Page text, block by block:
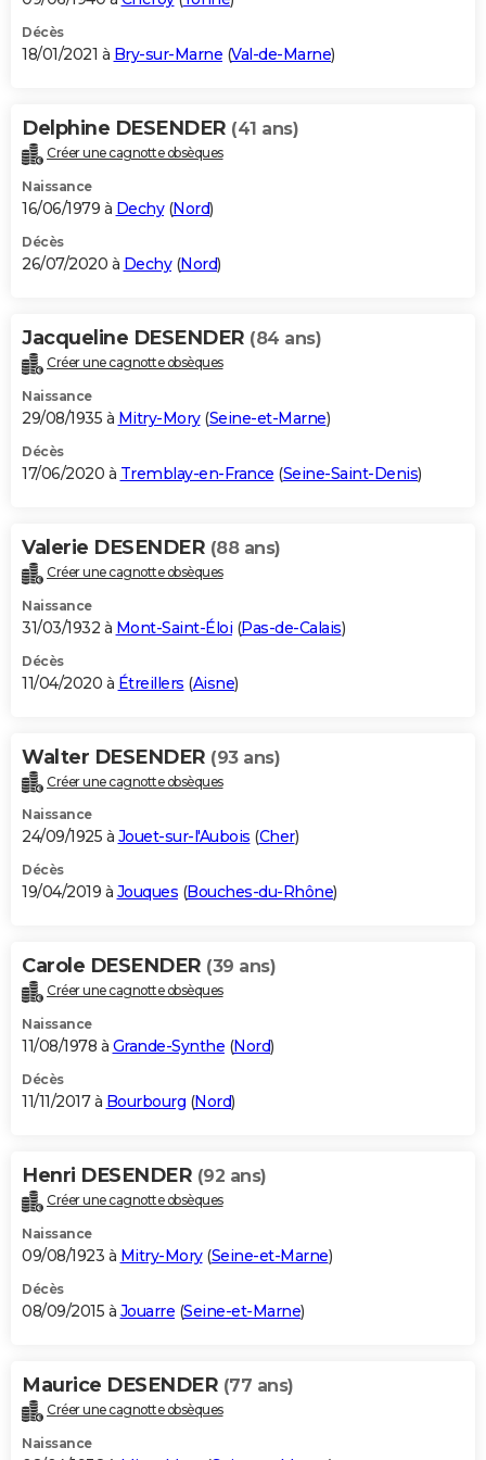
Décès
18/01/2021 à Bry-sur-Marne (Val-de-Marne)
Delphine DESENDER (41 ans)
Créer une cagnotte obsèques
Naissance
16/06/1979 à Dechy(Nord)
Décès
26/07/2020 à Dechy(Nord)
Jacqueline DESENDER (84 ans)
Créer une cagnotte obsèques
Naissance
29/08/1935 à Mitry-Mory(Seine-et-Marne)
Décès
17/06/2020 à Tremblay-en-France (Seine-Saint-Denis)
Valerie DESENDER (88 ans)
Créer une cagnotte obsèques
Naissance
31/03/1932 à Mont-Saint-Éloi (Pas-de-Calais)
Décès
11/04/2020 à Étreillers (Aisne)
Walter DESENDER (93 ans)
Créer une cagnotte obsèques
Naissance
24/09/1925 à Jouet-sur-l'Aubois (Cher)
Décès
19/04/2019 à Jouques (Bouches-du-Rhône)
Carole DESENDER (39 ans)
Créer une cagnotte obsèques
Naissance
11/08/1978 à Grande-Synthe (Nord)
Décès
11/11/2017 à Bourbourg (Nord)
Henri DESENDER (92 ans)
Créer une cagnotte obsèques
Naissance
09/08/1923 à Mitry-Mory(Seine-et-Marne)
Décès
08/09/2015 à Jouarre (Seine-et-Marne)
Maurice DESENDER (77 ans)
Créer une cagnotte obsèques
Naissance